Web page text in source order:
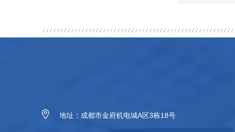
地址：成都市金府机电城A区3栋18号